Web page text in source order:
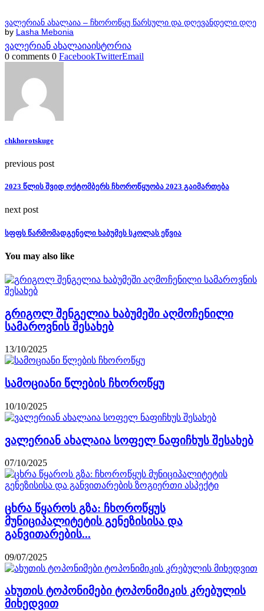
ვალერიან ახალაია – ჩხოროწყუ წარსული და დღევანდელი დღე
by Lasha Mebonia
ვალერიან ახალაიაისტორია
0 comments 0 FacebookTwitterEmail
chkhorotskuge
previous post
2023 წლის შვიდ ოქტომბერს ჩხოროწყუობა 2023 გაიმართება
next post
სფფს წარმომადგენელი ხაბუმეს სკოლას ეწვია
You may also like
გრიგოლ შენგელია ხაბუმეში აღმოჩენილი
სამაროვნის შესახებ
13/10/2025
სამოციანი წლების ჩხოროწყუ
10/10/2025
ვალერიან ახალაია სოფელ ნაფიჩხუს შესახებ
07/10/2025
ცხრა წყაროს გზა: ჩხოროწყუს
მუნიციპალიტეტის გენეზისისა და
განვითარების...
09/07/2025
ახუთის ტოპონიმები ტოპონიმიკის კრებულის
მიხედვით